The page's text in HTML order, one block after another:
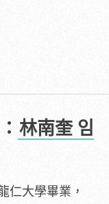
林南奎 임
仁大學畢業，